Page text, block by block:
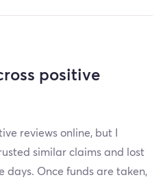
positive
reviews online, but I
similar claims and lost
days. Once funds are taken,